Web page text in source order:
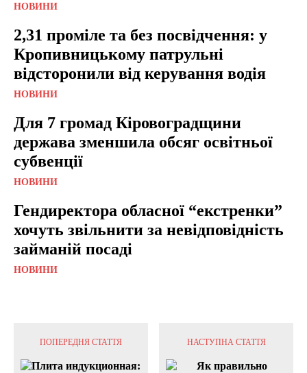
НОВИНИ
2,31 проміле та без посвідчення: у
Кропивницькому патрульні
відсторонили від керування водія
НОВИНИ
Для 7 громад Кіровоградщини
держава зменшила обсяг освітньої
субвенції
НОВИНИ
Гендиректора обласної “екстренки”
хочуть звільнити за невідповідність
займаній посаді
НОВИНИ
ПОПЕРЕДНЯ СТАТТЯ НАСТУПНА СТАТТЯ